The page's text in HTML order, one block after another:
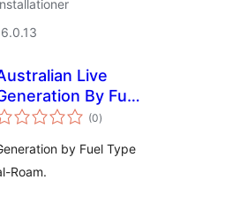
Live
By Fuel
Widget(0totale
bedømmelser
)
by Fuel Type
Roam.